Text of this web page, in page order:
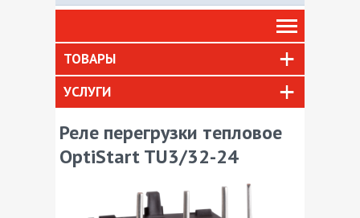
ТОВАРЫ
УСЛУГИ
Реле перегрузки тепловое
OptiStart TU3/32-24